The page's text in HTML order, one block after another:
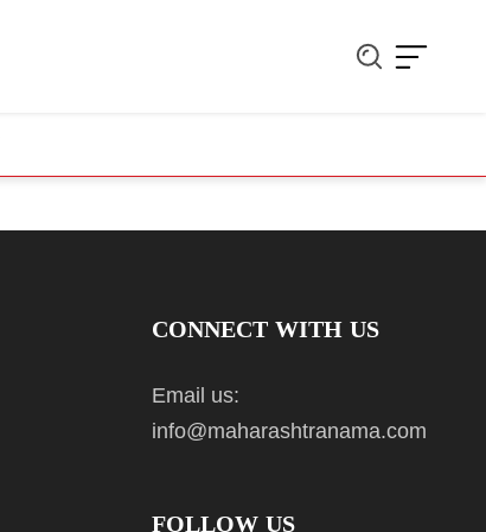
CONNECT WITH US
Email us:
info@maharashtranama.com